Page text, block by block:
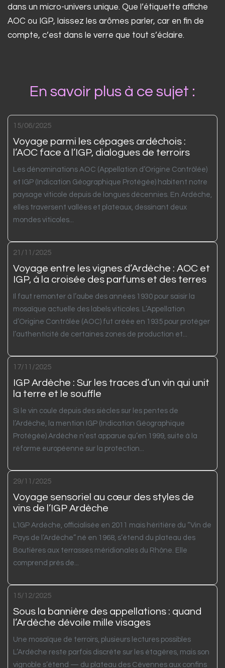
dans un micro-univers unique. Que l’étiquette affiche
AOC ou IGP, laissez les arômes parler, car en fin de
compte, c’est dans le verre que tout s’éclaire.
En savoir plus à ce sujet :
15/06/2025
Voyage parmi les cépages ardéchois :
l’AOC face à l’IGP, dialogues de terroirs
Les dénominations AOC (Appellation d’Origine Contrôlée)
et IGP (Indication Géographique Protégée) habitent notre
paysage viticole depuis de longues décennies. En Ardèche,
elles traversent vallées et plateaux, dessinant deux
mondes viticoles...
21/11/2025
Voyage entre les vignes d’Ardèche : AOC et
IGP, à la croisée des parfums et des terres
Il faut remonter à l’aube des années 1930 pour saisir la
mosaïque actuelle des labels viticoles. L’Appellation
d’Origine Contrôlée (AOC) fut créée en 1935 pour protéger
l’authenticité de certaines zones de production et...
17/11/2025
IGP Ardèche : Sur les traces d’un vin qui unit
la terre et le souffle
Si le vin coule depuis des siècles sur les pentes de
l’Ardèche, la mention IGP (Indication Géographique
Protégée) Ardèche n’est apparue qu’en 1999, suite à la
réforme européenne sur la protection...
29/11/2025
Voyage sensoriel au cœur des styles de
vins de l’IGP Ardèche
L’IGP Ardèche, officialisée en 2011 mais héritière du “Vin de
Pays de l’Ardèche” né en 1968, s’étend du plateau des
Boutières aux terrasses méridionales du Rhône. Elle
comprend près de...
15/12/2025
Sous la bannière des appellations : quand
l’Ardèche dévoile mille visages
Une mosaïque de terroirs, plusieurs lectures possibles
L’Ardèche reste parfois discrète sur les étagères, mais son
vignoble s’étend — du plateau des Cévennes aux confins